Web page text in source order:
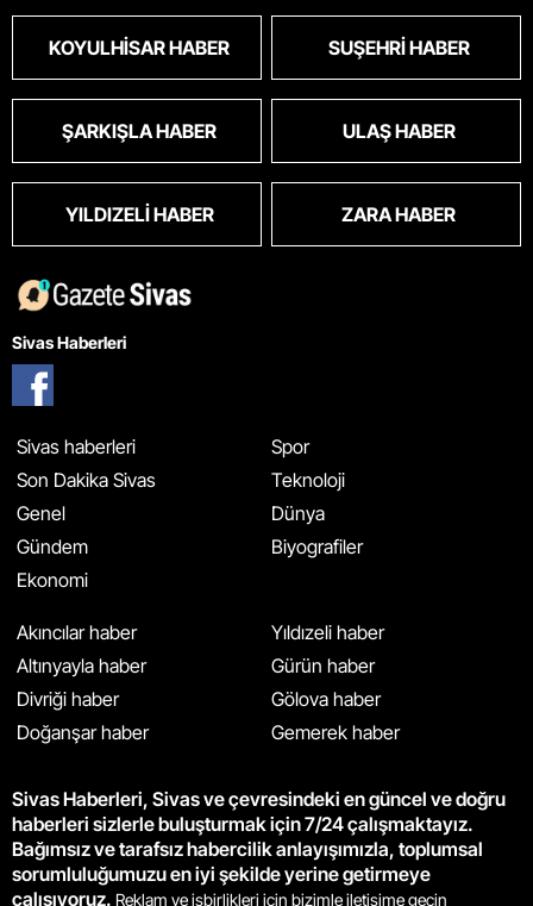
KOYULHISAR HABER SUŞEHRI HABER
ŞARKIŞLA HABER ULAŞ HABER
YILDIZELI HABER ZARA HABER
Sivas Haberleri
Sivas haberleri
Son Dakika Sivas
Genel
Gündem
Ekonomi
Spor
Teknoloji
Dünya
Biyografiler
Akıncılar haber
Altınyayla haber
Divriği haber
Doğanşar haber
Yıldızeli haber
Gürün haber
Gölova haber
Gemerek haber
Sivas Haberleri, Sivas ve çevresindeki en güncel ve doğru
haberleri sizlerle buluşturmak için 7/24 çalışmaktayız.
Bağımsız ve tarafsız habercilik anlayışımızla, toplumsal
sorumluluğumuzu en iyi şekilde yerine getirmeye
çalışıyoruz. Reklam ve işbirlikleri için bizimle iletişime geçin